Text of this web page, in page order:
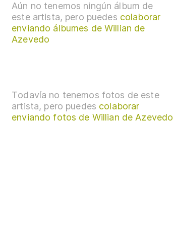
Aún no tenemos ningún álbum de
este artista, pero puedes colaborar
enviando álbumes de Willian de
Azevedo
Todavía no tenemos fotos de este
artista, pero puedes colaborar
enviando fotos de Willian de Azevedo